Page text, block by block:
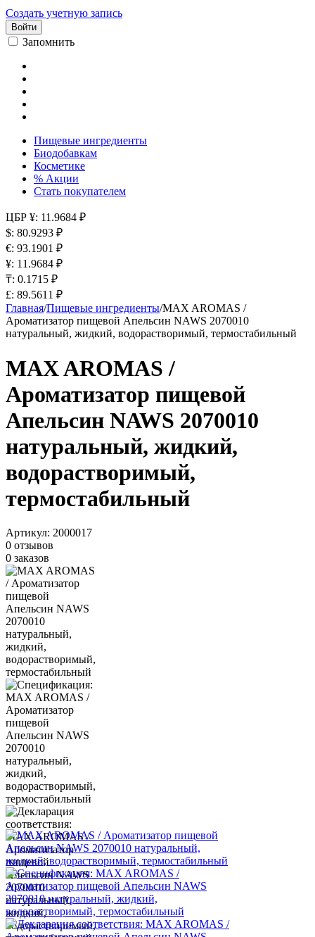
Создать учетную запись
Войти
Запомнить
Пищевые ингредиенты
Биодобавкам
Косметике
% Акции
Стать покупателем
ЦБР ¥: 11.9684 ₽
$: 80.9293 ₽
€: 93.1901 ₽
¥: 11.9684 ₽
₸: 0.1715 ₽
£: 89.5611 ₽
Главная/Пищевые ингредиенты/MAX AROMAS /
Ароматизатор пищевой Апельсин NAWS 2070010
натуральный, жидкий, водорастворимый, термостабильный
MAX AROMAS /
Ароматизатор пищевой
Апельсин NAWS 2070010
натуральный, жидкий,
водорастворимый,
термостабильный
Артикул: 2000017
0 отзывов
0 заказов